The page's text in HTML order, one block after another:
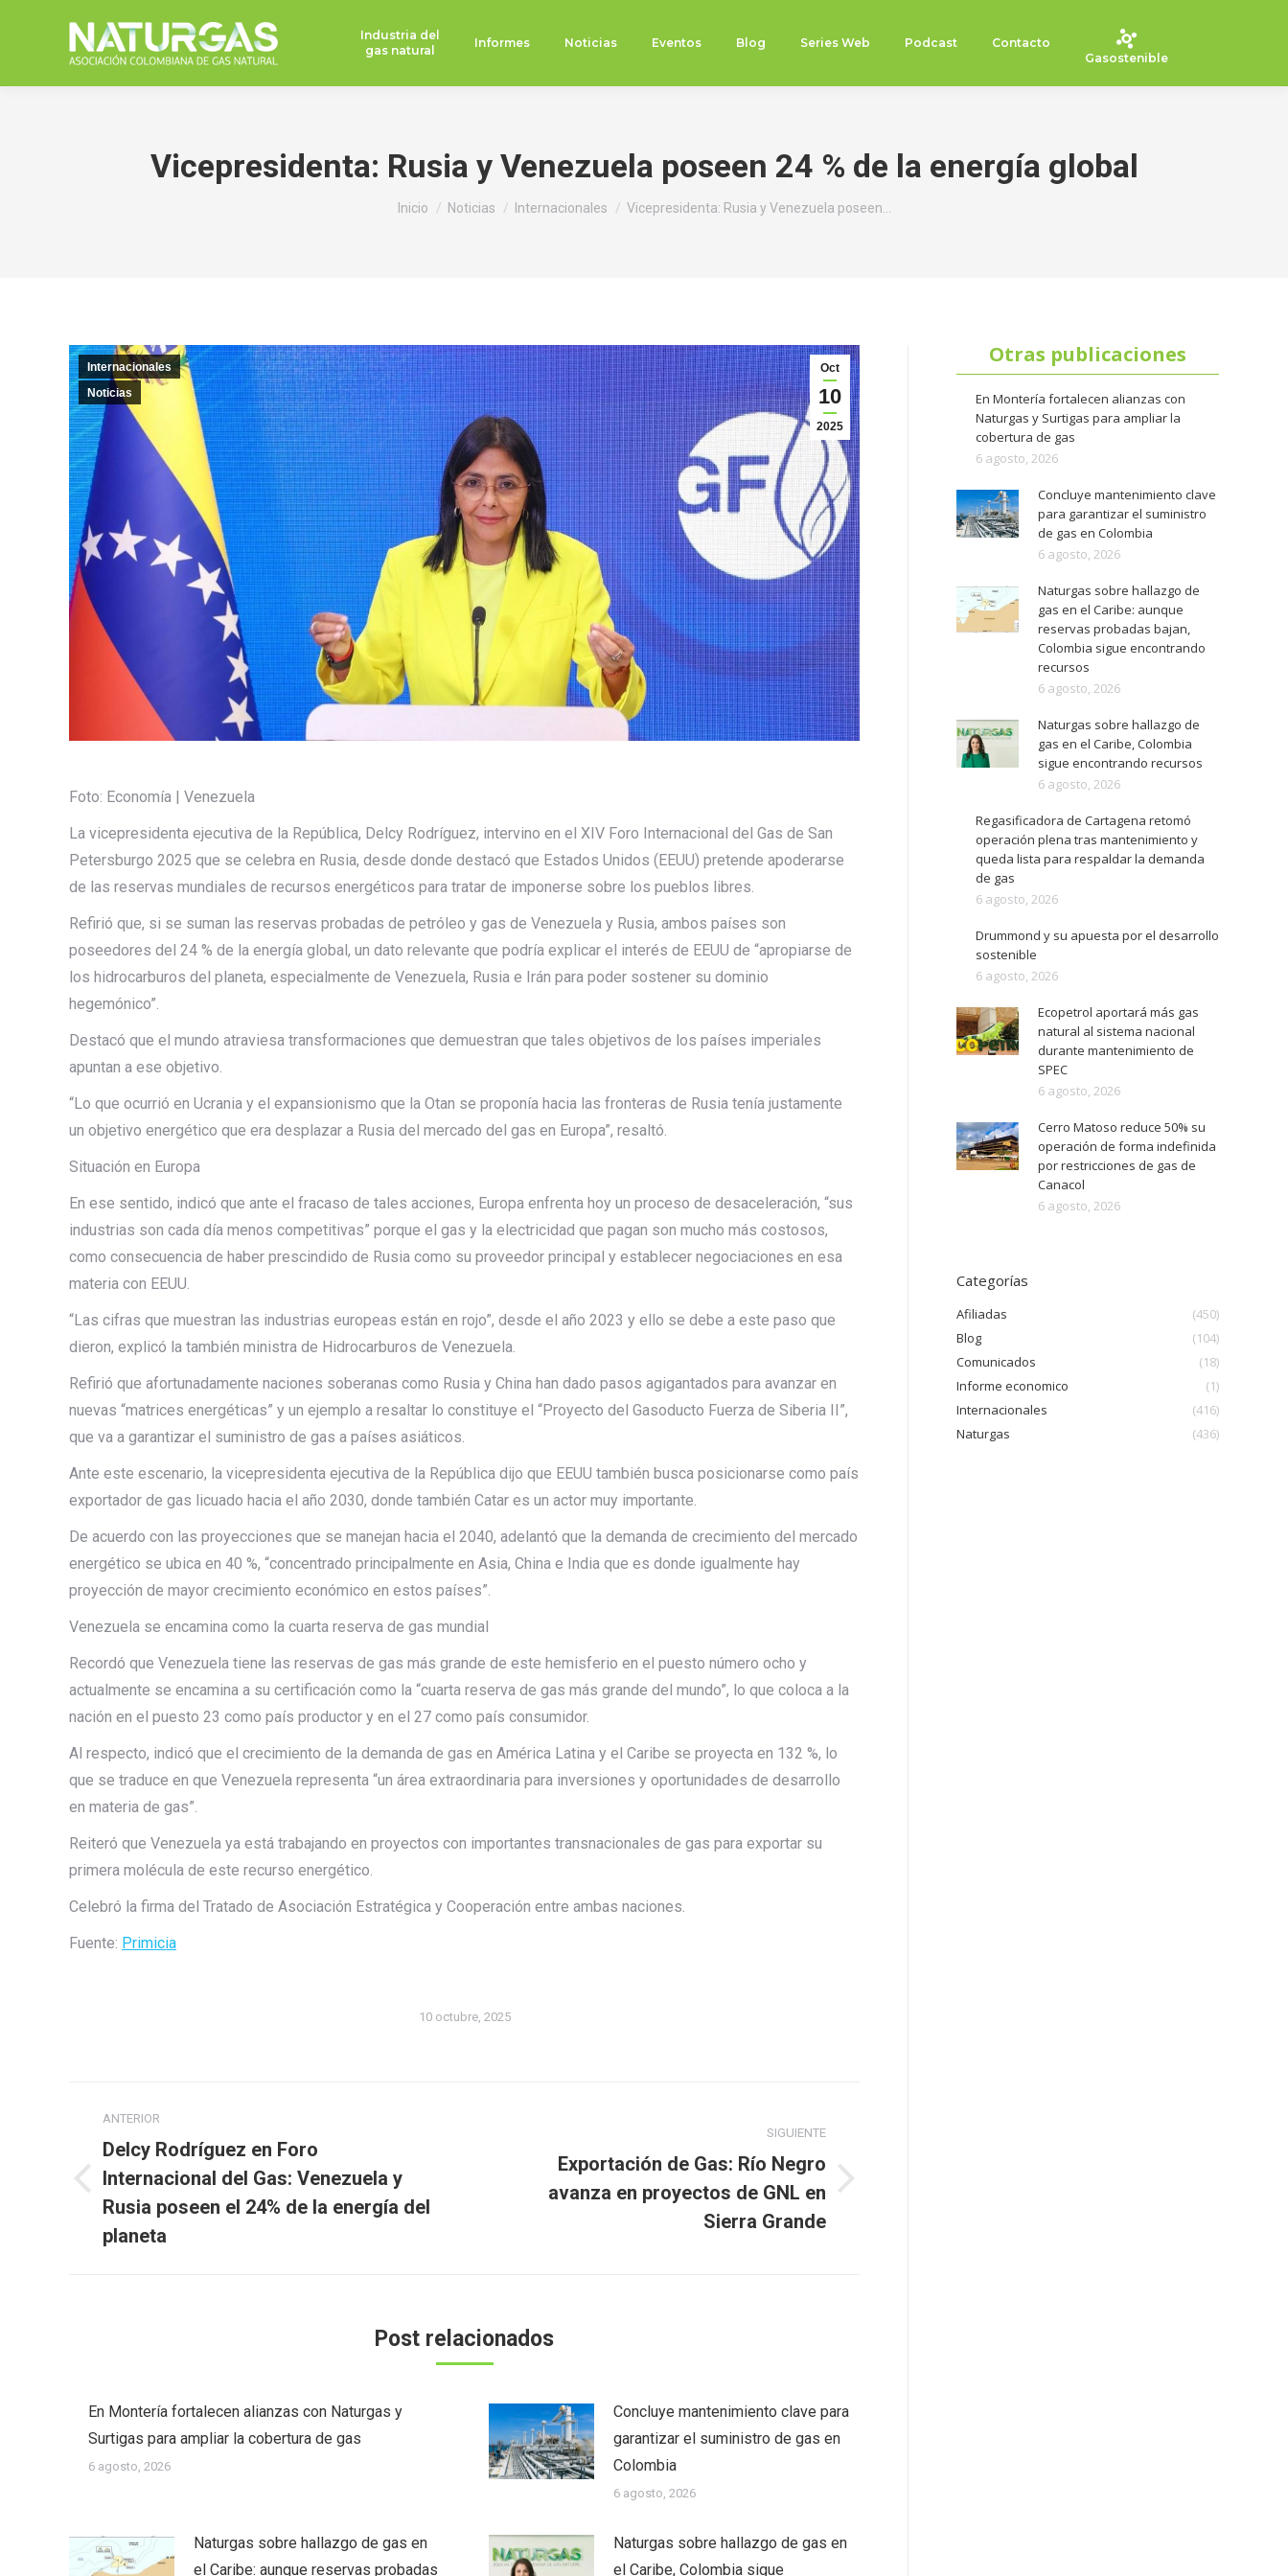
Industria del
gas natural
Informes Noticias Eventos Blog Series Web Podcast
Contacto
Gasostenible
Vicepresidenta: Rusia y Venezuela poseen 24 % de la energía global
Estás aquí:
Inicio Noticias Internacionales Vicepresidenta: Rusia y Venezuela poseen…
Oct
10
2025
Internacionales
Noticias
Foto: Economía | Venezuela
La vicepresidenta ejecutiva de la República, Delcy Rodríguez, intervino en el XIV Foro Internacional del Gas de San
Petersburgo 2025 que se celebra en Rusia, desde donde destacó que Estados Unidos (EEUU) pretende apoderarse
de las reservas mundiales de recursos energéticos para tratar de imponerse sobre los pueblos libres.
Refirió que, si se suman las reservas probadas de petróleo y gas de Venezuela y Rusia, ambos países son
poseedores del 24 % de la energía global, un dato relevante que podría explicar el interés de EEUU de “apropiarse de
los hidrocarburos del planeta, especialmente de Venezuela, Rusia e Irán para poder sostener su dominio
hegemónico”.
Destacó que el mundo atraviesa transformaciones que demuestran que tales objetivos de los países imperiales
apuntan a ese objetivo.
“Lo que ocurrió en Ucrania y el expansionismo que la Otan se proponía hacia las fronteras de Rusia tenía justamente
un objetivo energético que era desplazar a Rusia del mercado del gas en Europa”, resaltó.
Situación en Europa
En ese sentido, indicó que ante el fracaso de tales acciones, Europa enfrenta hoy un proceso de desaceleración, “sus
industrias son cada día menos competitivas” porque el gas y la electricidad que pagan son mucho más costosos,
como consecuencia de haber prescindido de Rusia como su proveedor principal y establecer negociaciones en esa
materia con EEUU.
“Las cifras que muestran las industrias europeas están en rojo”, desde el año 2023 y ello se debe a este paso que
dieron, explicó la también ministra de Hidrocarburos de Venezuela.
Refirió que afortunadamente naciones soberanas como Rusia y China han dado pasos agigantados para avanzar en
nuevas “matrices energéticas” y un ejemplo a resaltar lo constituye el “Proyecto del Gasoducto Fuerza de Siberia II”,
que va a garantizar el suministro de gas a países asiáticos.
Ante este escenario, la vicepresidenta ejecutiva de la República dijo que EEUU también busca posicionarse como país
exportador de gas licuado hacia el año 2030, donde también Catar es un actor muy importante.
De acuerdo con las proyecciones que se manejan hacia el 2040, adelantó que la demanda de crecimiento del mercado
energético se ubica en 40 %, “concentrado principalmente en Asia, China e India que es donde igualmente hay
proyección de mayor crecimiento económico en estos países”.
Venezuela se encamina como la cuarta reserva de gas mundial
Recordó que Venezuela tiene las reservas de gas más grande de este hemisferio en el puesto número ocho y
actualmente se encamina a su certificación como la “cuarta reserva de gas más grande del mundo”, lo que coloca a la
nación en el puesto 23 como país productor y en el 27 como país consumidor.
Al respecto, indicó que el crecimiento de la demanda de gas en América Latina y el Caribe se proyecta en 132 %, lo
que se traduce en que Venezuela representa “un área extraordinaria para inversiones y oportunidades de desarrollo
en materia de gas”.
Reiteró que Venezuela ya está trabajando en proyectos con importantes transnacionales de gas para exportar su
primera molécula de este recurso energético.
Celebró la firma del Tratado de Asociación Estratégica y Cooperación entre ambas naciones.
Fuente: Primicia
10 octubre, 2025
entre
publicaciones
ANTERIOR
Publicación
anterior:
Delcy Rodríguez en Foro
Internacional del Gas: Venezuela y
Rusia poseen el 24% de la energía del
planeta
SIGUIENTE
Publicación
Exportación de Gas: Río Negro
avanza en proyectos de GNL en
Sierra Grande
Post relacionados
En Montería fortalecen alianzas con Naturgas y
Surtigas para ampliar la cobertura de gas
6 agosto, 2026
Concluye mantenimiento clave para
garantizar el suministro de gas en
Colombia
6 agosto, 2026
Naturgas sobre hallazgo de gas en
el Caribe: aunque reservas probadas
Naturgas sobre hallazgo de gas en
el Caribe, Colombia sigue
Otras publicaciones
En Montería fortalecen alianzas con
Naturgas y Surtigas para ampliar la
cobertura de gas
6 agosto, 2026
Concluye mantenimiento clave
para garantizar el suministro
de gas en Colombia
6 agosto, 2026
Naturgas sobre hallazgo de
gas en el Caribe: aunque
reservas probadas bajan,
Colombia sigue encontrando
recursos
6 agosto, 2026
Naturgas sobre hallazgo de
gas en el Caribe, Colombia
sigue encontrando recursos
6 agosto, 2026
Regasificadora de Cartagena retomó
operación plena tras mantenimiento y
queda lista para respaldar la demanda
de gas
6 agosto, 2026
Drummond y su apuesta por el desarrollo
sostenible
6 agosto, 2026
Ecopetrol aportará más gas
natural al sistema nacional
durante mantenimiento de
SPEC
6 agosto, 2026
Cerro Matoso reduce 50% su
operación de forma indefinida
por restricciones de gas de
Canacol
6 agosto, 2026
Categorías
Afiliadas
(450)
Blog
(104)
Comunicados
(18)
Informe economico
(1)
Internacionales
(416)
Naturgas
(436)